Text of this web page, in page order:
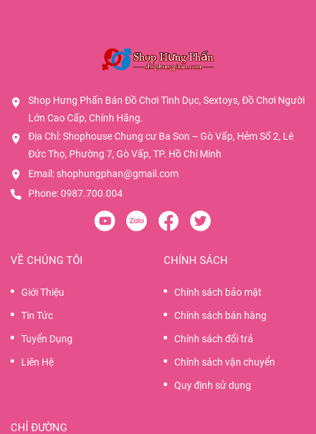
Shop Hưng Phấn Bán Đồ Chơi Tình Dục, Sextoys, Đồ Chơi Người
Lớn Cao Cấp, Chính Hãng.
Địa Chỉ: Shophouse Chung cư Ba Son – Gò Vấp, Hẻm Số 2, Lê
Đức Thọ, Phường 7, Gò Vấp, TP. Hồ Chí Minh
Email: shophungphan@gmail.com
Phone:0987.700.004
VỀ CHÚNG TÔI
Giới Thiệu
Tin Tức
Tuyển Dụng
Liên Hệ
CHÍNH SÁCH
Chính sách bảo mật
Chính sách bán hàng
Chính sách đổi trả
Chính sách vận chuyển
Quy định sử dụng
CHỈ ĐƯỜNG